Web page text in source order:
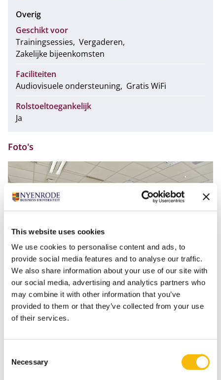
This website uses cookies
We use cookies to personalise content and ads, to
provide social media features and to analyse our traffic.
We also share information about your use of our site with
our social media, advertising and analytics partners who
may combine it with other information that you’ve
provided to them or that they’ve collected from your use
of their services.
Selection
Necessary
Overig
Geschikt voor
Trainingsessies Vergaderen
Zakelijke bijeenkomsten
Faciliteiten
Audiovisuele ondersteuning Gratis WiFi
Rolstoeltoegankelijk
Ja
Foto's
De collegezalen in het De Rooij-gebouw op de begane